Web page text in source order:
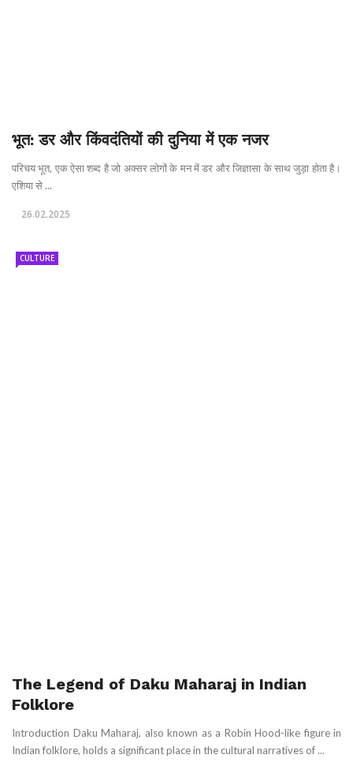
भूत: डर और किंवदंतियों की दुनिया में एक नजर
परिचय भूत, एक ऐसा शब्द है जो अक्सर लोगों के मन में डर और जिज्ञासा के साथ जुड़ा होता है।
एशिया से ...
26.02.2025
CULTURE
The Legend of Daku Maharaj in Indian
Folklore
Introduction Daku Maharaj, also known as a Robin Hood-like figure in
Indian folklore, holds a significant place in the cultural narratives of ...